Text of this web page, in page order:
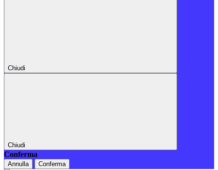
Chiudi
Chiudi
Conferma
Annulla Conferma